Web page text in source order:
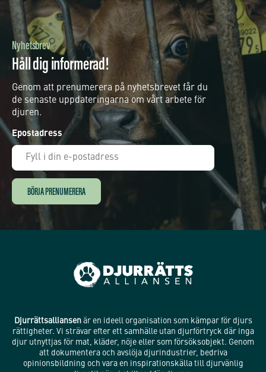
Nyhetsbrev
Håll dig informerad!
Genom att prenumerera på nyhetsbrevet får du
de senaste uppdateringarna om vårt arbete för
djuren.
Epostadress
Djurrättsalliansenär en ideell organisation som kämpar för djurs
rättigheter. Vi strävar efter ett samhälle utan djurförtryck där inga
djur utnyttjas för mat, kläder, nöje eller som försöksobjekt. Genom
att dokumentera och avslöja djurindustrier, bedriva
opinionsbildning och vara en inspirationskälla till djurvänlig